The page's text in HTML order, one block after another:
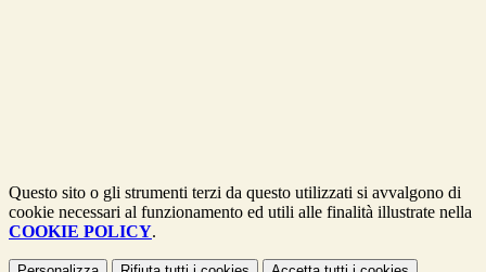
Questo sito o gli strumenti terzi da questo utilizzati si avvalgono di
cookie necessari al funzionamento ed utili alle finalità illustrate nella
COOKIE POLICY.